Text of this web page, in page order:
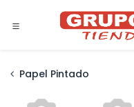
Papel Pintado